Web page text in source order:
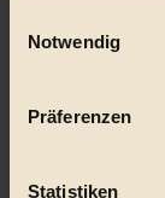
Wenn Sie es
Ihr
Erfahren Sie
Notwendig
Präferenzen
Statistiken
GEMEINER:
Entleerung